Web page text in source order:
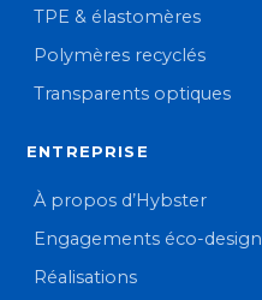
TPE & élastomères
Polymères recyclés
Transparents optiques
ENTREPRISE
À propos d’Hybster
Engagements éco-design
Réalisations